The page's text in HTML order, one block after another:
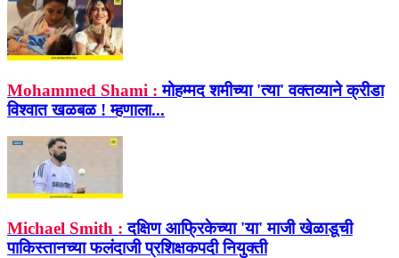
Mohammed Shami : मोहम्मद शमीच्या 'त्या' वक्तव्याने क्रीडा
विश्वात खळबळ ! म्हणाला...
Michael Smith : दक्षिण आफ्रिकेच्या 'या' माजी खेळाडूची
पाकिस्तानच्या फलंदाजी प्रशिक्षकपदी नियुक्ती